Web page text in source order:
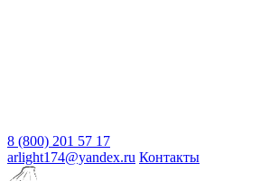
8 (800) 201 57 17
arlight174@yandex.ru Контакты